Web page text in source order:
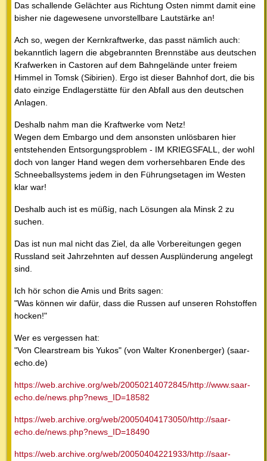
Das schallende Gelächter aus Richtung Osten nimmt damit eine
bisher nie dagewesene unvorstellbare Lautstärke an!
Ach so, wegen der Kernkraftwerke, das passt nämlich auch:
bekanntlich lagern die abgebrannten Brennstäbe aus deutschen
Krafwerken in Castoren auf dem Bahngelände unter freiem
Himmel in Tomsk (Sibirien). Ergo ist dieser Bahnhof dort, die bis
dato einzige Endlagerstätte für den Abfall aus den deutschen
Anlagen.
Deshalb nahm man die Kraftwerke vom Netz!
Wegen dem Embargo und dem ansonsten unlösbaren hier
entstehenden Entsorgungsproblem - IM KRIEGSFALL, der wohl
doch von langer Hand wegen dem vorhersehbaren Ende des
Schneeballsystems jedem in den Führungsetagen im Westen
klar war!
Deshalb auch ist es müßig, nach Lösungen ala Minsk 2 zu
suchen.
Das ist nun mal nicht das Ziel, da alle Vorbereitungen gegen
Russland seit Jahrzehnten auf dessen Ausplünderung angelegt
sind.
Ich hör schon die Amis und Brits sagen:
"Was können wir dafür, dass die Russen auf unseren Rohstoffen
hocken!"
Wer es vergessen hat:
"Von Clearstream bis Yukos" (von Walter Kronenberger) (saar-
echo.de)
https://web.archive.org/web/20050214072845/http://www.saar-
echo.de/news.php?news_ID=18582
https://web.archive.org/web/20050404173050/http://saar-
echo.de/news.php?news_ID=18490
https://web.archive.org/web/20050404221933/http://saar-